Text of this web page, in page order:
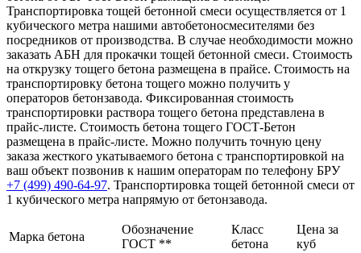
Транспортировка тощей бетонной смеси осуществляется от 1
кубического метра нашими автобетоносмесителями без
посредников от производства. В случае необходимости можно
заказать АБН для прокачки тощей бетонной смеси. Стоимость
на открузку тощего бетона размещена в прайсе. Стоимость на
транспортировку бетона тощего можно получить у
операторов бетонзавода. Фиксированная стоимость
транспортировки раствора тощего бетона представлена в
прайс-листе. Стоимость бетона тощего ГОСТ-Бетон
размещена в прайс-листе. Можно получить точную цену
заказа жесткого укатываемого бетона с транспортировкой на
ваш объект позвонив к нашим операторам по телефону БРУ
+7 (499) 490-64-97. Транспортировка тощей бетонной смеси от
1 кубического метра напрямую от бетонзавода.
Марка бетона
Обозначение
ГОСТ **
Класс
бетона
Цена за
куб